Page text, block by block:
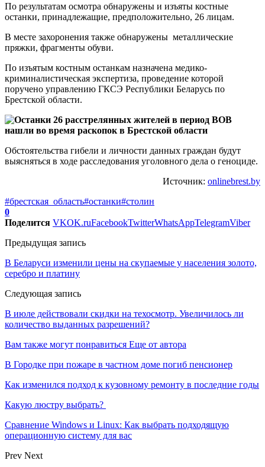
По результатам осмотра обнаружены и изъяты костные
останки, принадлежащие, предположительно, 26 лицам.
В месте захоронения также обнаружены металлические
пряжки, фрагменты обуви.
По изъятым костным останкам назначена медико-
криминалистическая экспертиза, проведение которой
поручено управлению ГКСЭ Республики Беларусь по
Брестской области.
Обстоятельства гибели и личности данных граждан будут
выясняться в ходе расследования уголовного дела о геноциде.
Источник: onlinebrest.by
#брестская_область#останки#столин
0
Поделится VKOK.ruFacebookTwitterWhatsAppTelegramViber
Предыдущая запись
В Беларуси изменили цены на скупаемые у населения золото,
серебро и платину
Следующая запись
В июле действовали скидки на техосмотр. Увеличилось ли
количество выданных разрешений?
Вам также могут понравиться Еще от автора
В Городке при пожаре в частном доме погиб пенсионер
Как изменился подход к кузовному ремонту в последние годы
Какую люстру выбрать?
Сравнение Windows и Linux: Как выбрать подходящую
операционную систему для вас
Prev Next